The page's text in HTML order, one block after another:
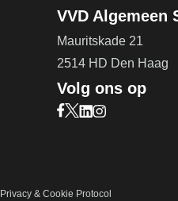
VVD Algemeen
Mauritskade 21
2514 HD Den Haag
Volg ons op
Bezoek onze
Bezoek onze X
Bezoek onze
Bezoek onze
Privacy & Cookie Protocol